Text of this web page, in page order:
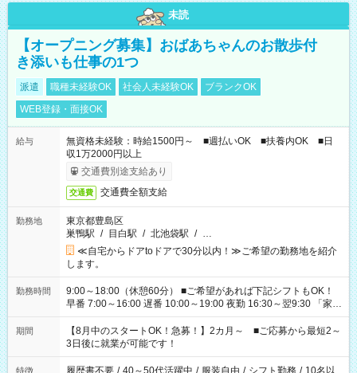
未読
【オープニング募集】おばあちゃんのお散歩付
き添いも仕事の1つ
派遣 職種未経験OK 社会人未経験OK
ブランクOK
WEB登録・面接OK
給与
無資格未経験：時給1500円～ ■週払いOK ■扶養内OK ■日
収1万2000円以上
交通費別途支給あり
交通費 交通費全額支給
勤務地
東京都豊島区
巣鴨駅 / 目白駅 / 北池袋駅 / …
≪自宅からドアtoドアで30分以内！≫ご希望の勤務地を紹介
します。
勤務時間
9:00～18:00（休憩60分） ■ご希望があれば下記シフトもOK！
早番 7:00～16:00 遅番 10:00～19:00 夜勤 16:30～翌9:30 「家族
と休みを合わせたい」 「余裕を持って夕飯の準備がしたい」
「できれば残業はしたくない」 など、ご希望を教えてください
ね。 ※Wワーク希望の方へ 今ご覧のお仕事で希望する勤務時間
と、もう1つのお仕事の勤務時間。 合計で週40時間を超える場
合は応募できません。
期間
【8月中のスタートOK！急募！】2カ月～ ■ご応募から最短2～
3日後に就業が可能です！
特徴 履歴書不要 / 40～50代活躍中 / 服装自由 / シフト勤務 / 10名以